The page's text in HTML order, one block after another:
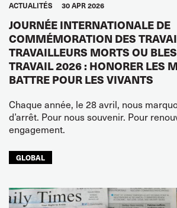
ACTUALITÉS 30 APR 2026
JOURNÉE INTERNATIONALE DE
COMMÉMORATION DES
TRAVAILLEURS MORTS OU
TRAVAIL 2026 : HONORER LES
BATTRE POUR LES VIVANTS
Chaque année, le 28 avril, nous
d’arrêt. Pour nous souvenir. Pour
engagement.
GLOBAL